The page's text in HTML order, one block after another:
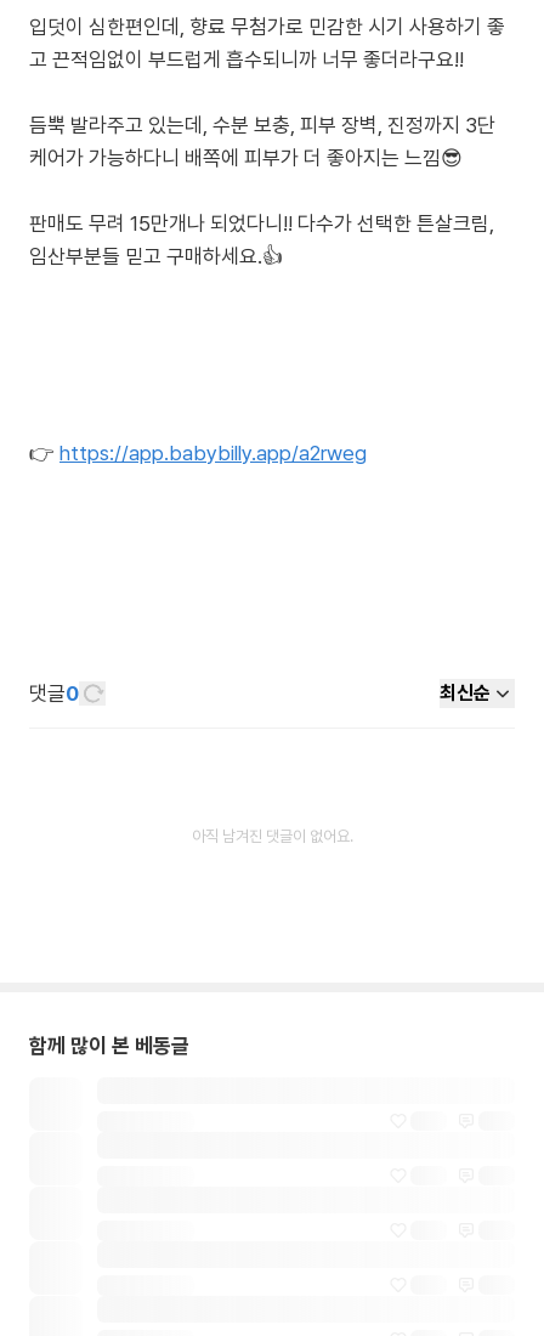
입덧이 심한편인데, 향료 무첨가로 민감한 시기 사용하기 좋
고 끈적임없이 부드럽게 흡수되니까 너무 좋더라구요!!
듬뿍 발라주고 있는데, 수분 보충, 피부 장벽, 진정까지 3단
케어가 가능하다니 배쪽에 피부가 더 좋아지는 느낌😎
판매도 무려 15만개나 되었다니!! 다수가 선택한 튼살크림,
임산부분들 믿고 구매하세요.👍
👉 https://app.babybilly.app/a2rweg
댓글0 최신순
아직 남겨진 댓글이 없어요.
함께 많이 본 베동글